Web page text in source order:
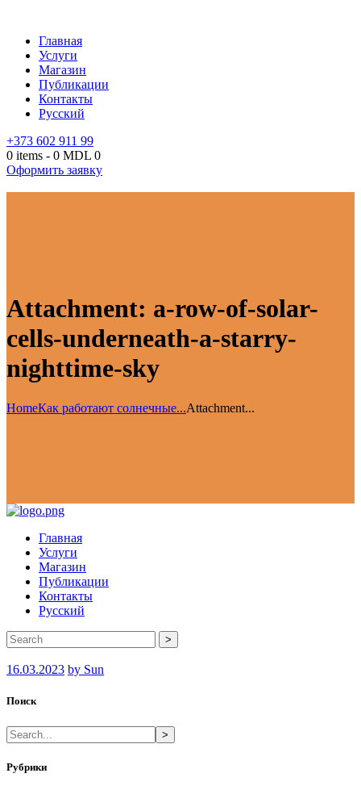
Главная
Услуги
Магазин
Публикации
Контакты
Русский
+373 602 911 99
0 items - 0 MDL 0
Оформить заявку
Attachment: a-row-of-solar-
cells-underneath-a-starry-
nighttime-sky
HomeКак работают солнечные...Attachment...
Главная
Услуги
Магазин
Публикации
Контакты
Русский
>
16.03.2023 by Sun
Поиск
>
Рубрики